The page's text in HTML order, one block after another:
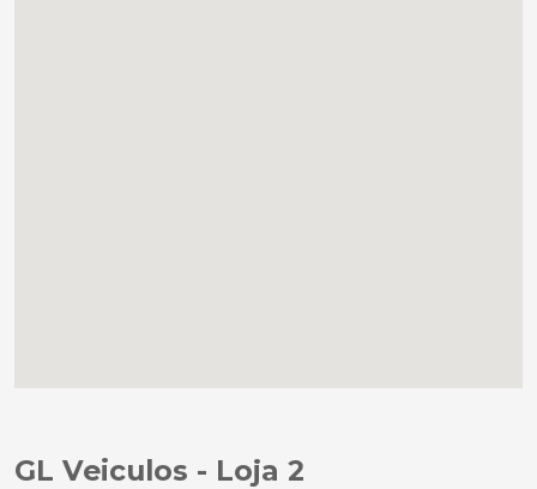
GL Veiculos - Loja 2